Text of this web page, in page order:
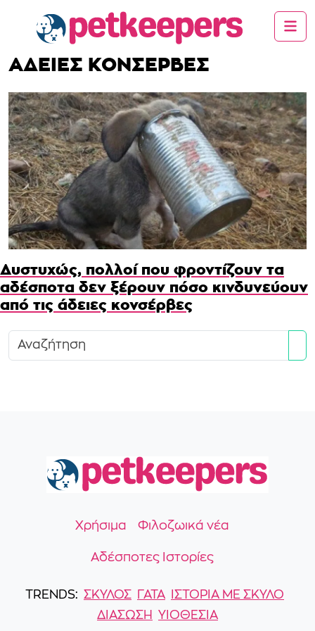
ΑΔΕΙΕΣ ΚΟΝΣΕΡΒΕΣ
Δυστυχώς, πολλοί που φροντίζουν τα
αδέσποτα δεν ξέρουν πόσο κινδυνεύουν
από τις άδειες κονσέρβες
Χρήσιμα Φιλοζωικά νέα
Αδέσποτες Ιστορίες
TRENDS: ΣΚΎΛΟΣ ΓΆΤΑ
ΙΣΤΟΡΙΑ ΜΕ ΣΚΥΛΟ
ΔΙΑΣΩΣΗ
ΥΙΟΘΕΣΙΑ